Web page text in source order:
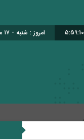
5:59:11 امروز : شنبه - ۱۷ مرداد - ۱۴۰۵